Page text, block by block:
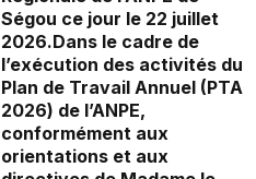
Ségou ce jour le 22 juillet
2026.Dans le cadre de
l’exécution des activités du
Plan de Travail Annuel (PTA
2026) de l’ANPE,
conformément aux
orientations et aux